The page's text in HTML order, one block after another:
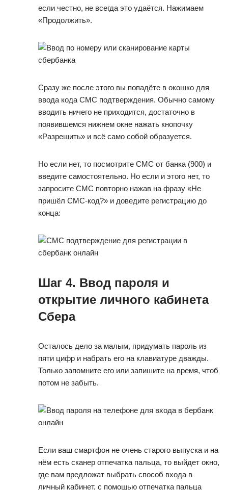
если честно, не всегда это удаётся. Нажимаем
«Продолжить».
Сразу же после этого вы попадёте в окошко для
ввода кода СМС подтверждения. Обычно самому
вводить ничего не приходится, достаточно в
появившемся нижнем окне нажать кнопочку
«Разрешить» и всё само собой образуется.
Но если нет, то посмотрите СМС от банка (900) и
введите самостоятельно. Но если и этого нет, то
запросите СМС повторно нажав на фразу «Не
пришёл СМС-код?» и доведите регистрацию до
конца:
Шаг 4. Ввод пароля и
открытие личного кабинета
Сбера
Осталось дело за малым, придумать пароль из
пяти цифр и набрать его на клавиатуре дважды.
Только запомните его или запишите на время, чтоб
потом не забыть.
Если ваш смартфон не очень старого выпуска и на
нём есть сканер отпечатка пальца, то выйдет окно,
где вам предложат выбрать способ входа в
личный кабинет, с помощью отпечатка пальца